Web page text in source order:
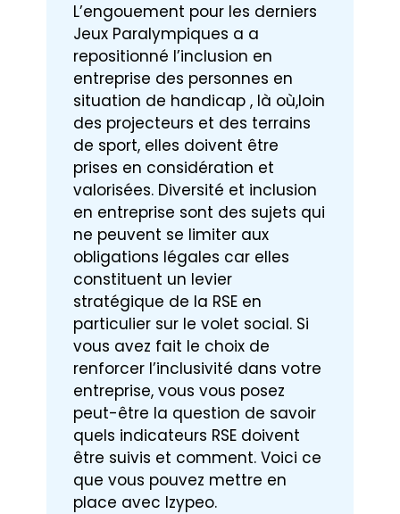
L’engouement pour les derniers
Jeux Paralympiques a a
repositionné l’inclusion en
entreprise des personnes en
situation de handicap , là où,loin
des projecteurs et des terrains
de sport, elles doivent être
prises en considération et
valorisées. Diversité et inclusion
en entreprise sont des sujets qui
ne peuvent se limiter aux
obligations légales car elles
constituent un levier
stratégique de la RSE en
particulier sur le volet social. Si
vous avez fait le choix de
renforcer l’inclusivité dans votre
entreprise, vous vous posez
peut-être la question de savoir
quels indicateurs RSE doivent
être suivis et comment. Voici ce
que vous pouvez mettre en
place avec Izypeo.